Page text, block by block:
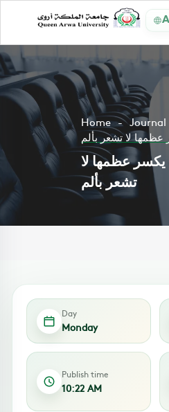
Home
Journal
لا تشعر بألم
يكسر عظمها لا
تشعر بألم
Day
Monday
Publish time
10:22 AM